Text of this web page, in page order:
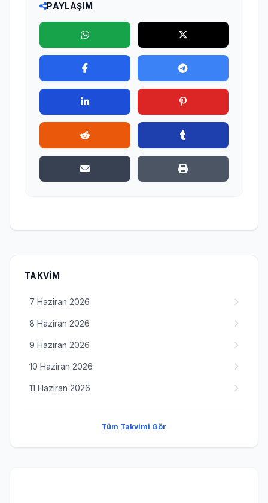
PAYLAŞIM
TAKVIM
7 Haziran 2026
8 Haziran 2026
9 Haziran 2026
10 Haziran 2026
11 Haziran 2026
Tüm Takvimi Gör